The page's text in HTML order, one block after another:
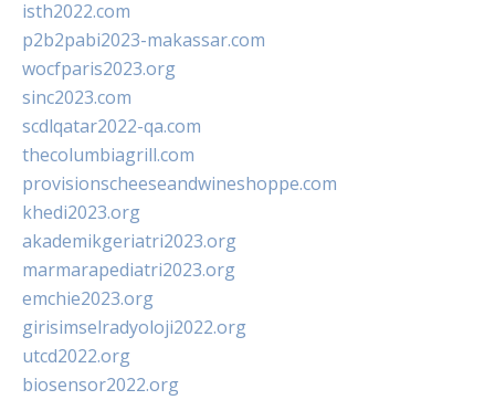
isth2022.com
p2b2pabi2023-makassar.com
wocfparis2023.org
sinc2023.com
scdlqatar2022-qa.com
thecolumbiagrill.com
provisionscheeseandwineshoppe.com
khedi2023.org
akademikgeriatri2023.org
marmarapediatri2023.org
emchie2023.org
girisimselradyoloji2022.org
utcd2022.org
biosensor2022.org